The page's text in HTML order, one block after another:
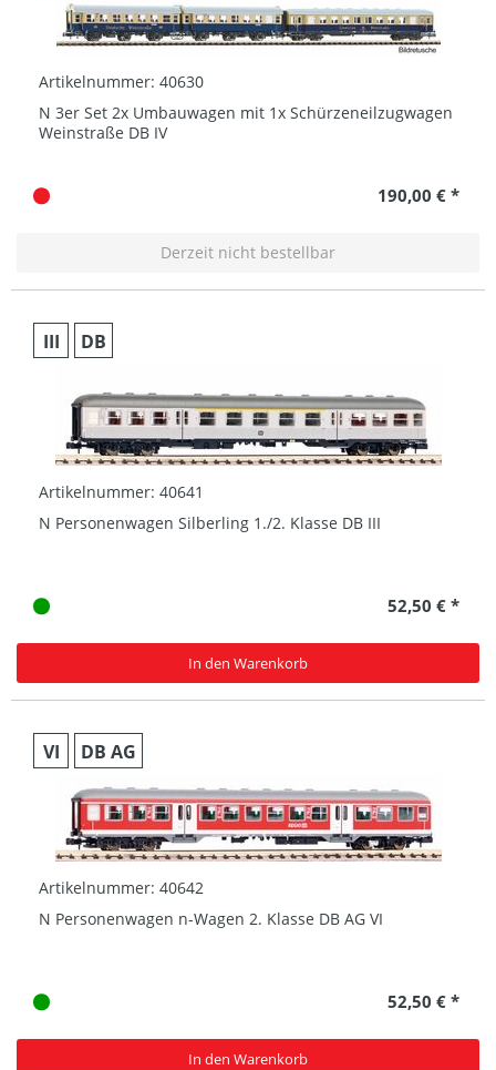
Artikelnummer: 40630
N 3er Set 2x Umbauwagen mit 1x Schürzeneilzugwagen
Weinstraße DB IV
190,00 € *
Derzeit nicht bestellbar
III DB
Artikelnummer: 40641
N Personenwagen Silberling 1./2. Klasse DB III
52,50 € *
In den Warenkorb
VI DB AG
Artikelnummer: 40642
N Personenwagen n-Wagen 2. Klasse DB AG VI
52,50 € *
In den Warenkorb